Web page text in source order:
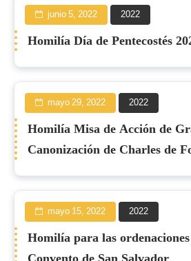
junio 5, 2022 2022
Homilía Día de Pentecostés
mayo 29, 2022 2022
Homilía Misa de Acción de
Canonización de Charles de
mayo 15, 2022 2022
Homilía para las